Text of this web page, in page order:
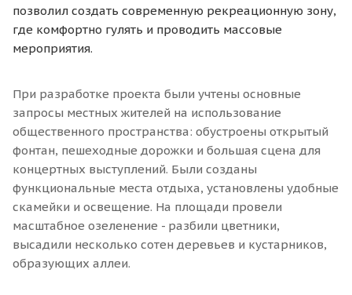
позволил создать современную рекреационную зону,
где комфортно гулять и проводить массовые
мероприятия.
При разработке проекта были учтены основные
запросы местных жителей на использование
общественного пространства: обустроены открытый
фонтан, пешеходные дорожки и большая сцена для
концертных выступлений. Были созданы
функциональные места отдыха, установлены удобные
скамейки и освещение. На площади провели
масштабное озеленение - разбили цветники,
высадили несколько сотен деревьев и кустарников,
образующих аллеи.